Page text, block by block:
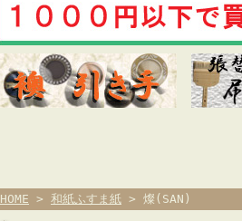
HOME > 和紙ふすま紙 > 燦(SAN)